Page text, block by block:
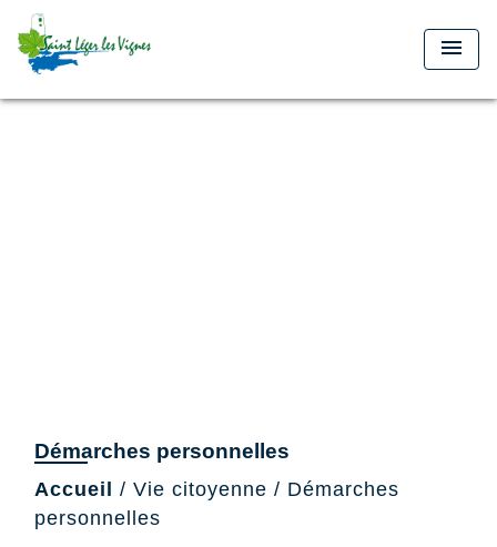
menu
Démarches personnelles
Accueil / Vie citoyenne / Démarches
personnelles